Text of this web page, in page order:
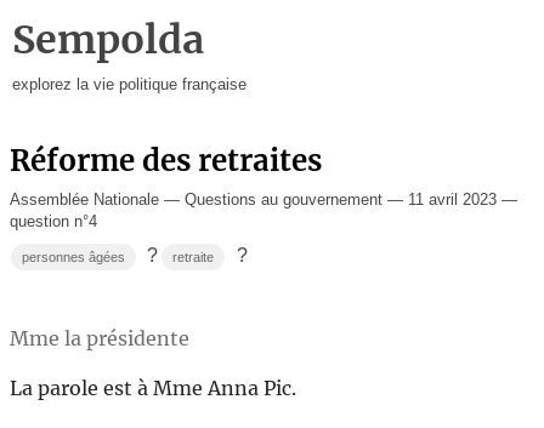
Sempolda
explorez la vie politique française
Réforme des retraites
Assemblée Nationale — Questions au gouvernement — 11 avril 2023 —
question n°4
personnes âgées ? retraite ?
Mme la présidente
La parole est à Mme Anna Pic.